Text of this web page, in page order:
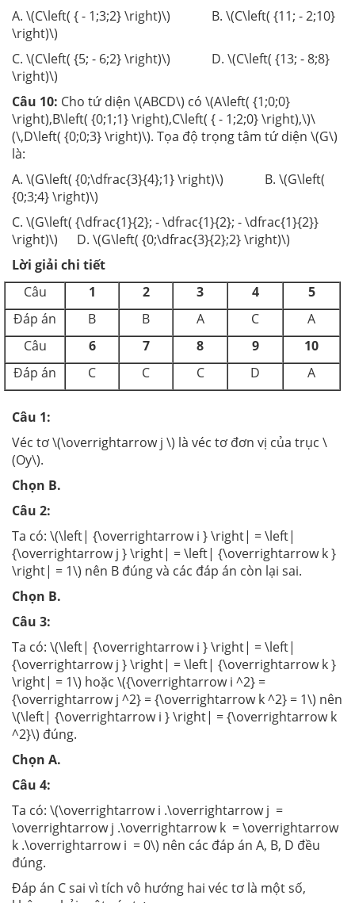
A. \(C\left( { - 1;3;2} \right)\) B. \(C\left( {11; - 2;10}
\right)\)
C. \(C\left( {5; - 6;2} \right)\) D. \(C\left( {13; - 8;8}
\right)\)
Câu 10: Cho tứ diện \(ABCD\) có \(A\left( {1;0;0}
\right),B\left( {0;1;1} \right),C\left( { - 1;2;0} \right),\)\
(\,D\left( {0;0;3} \right)\). Tọa độ trọng tâm tứ diện \(G\)
là:
A. \(G\left( {0;\dfrac{3}{4};1} \right)\) B. \(G\left(
{0;3;4} \right)\)
C. \(G\left( {\dfrac{1}{2}; - \dfrac{1}{2}; - \dfrac{1}{2}}
\right)\) D. \(G\left( {0;\dfrac{3}{2};2} \right)\)
Lời giải chi tiết
Câu
1 2 3 4
5
Đáp án
B B A C
A
Câu
6 7 8 9
10
Đáp án
C C C D A
Câu 1:
Véc tơ \(\overrightarrow j \) là véc tơ đơn vị của trục \
(Oy\).
Chọn B.
Câu 2:
Ta có: \(\left| {\overrightarrow i } \right| = \left|
{\overrightarrow j } \right| = \left| {\overrightarrow k }
\right| = 1\) nên B đúng và các đáp án còn lại sai.
Chọn B.
Câu 3:
Ta có: \(\left| {\overrightarrow i } \right| = \left|
{\overrightarrow j } \right| = \left| {\overrightarrow k }
\right| = 1\) hoặc \({\overrightarrow i ^2} =
{\overrightarrow j ^2} = {\overrightarrow k ^2} = 1\) nên
\(\left| {\overrightarrow i } \right| = {\overrightarrow k
^2}\) đúng.
Chọn A.
Câu 4:
Ta có: \(\overrightarrow i .\overrightarrow j =
\overrightarrow j .\overrightarrow k = \overrightarrow
k .\overrightarrow i = 0\) nên các đáp án A, B, D đều
đúng.
Đáp án C sai vì tích vô hướng hai véc tơ là một số,